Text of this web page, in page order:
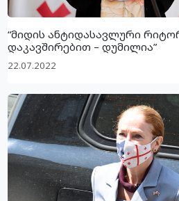
“მიდის ანტიდასავლური
დაკავშირებით – დუმილია”
22.07.2022